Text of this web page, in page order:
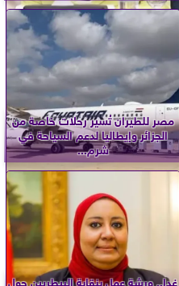
مصر للطيران تُسير رحلات خاصة من
الجزائر وإيطاليا لدعم السياحة في
شرم...
غدا.. ورشة عمل بنقابة البيطريين حول